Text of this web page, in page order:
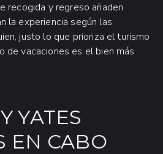
recogida y regreso añaden
la experiencia según las
justo lo que prioriza el turismo
de vacaciones es el bien más
YATES
EN CABO